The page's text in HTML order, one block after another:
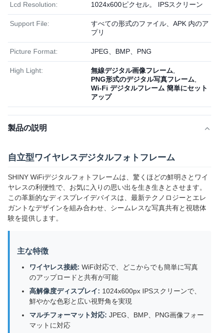
Lcd Resolution: 1024x600ピクセル。 IPSスクリーン
Support File:
すべての形式のファイル、APK 内のア
プリ
Picture Format: JPEG、BMP、PNG
High Light: 無線デジタル画像フレーム
PNG形式のデジタル写真フレーム
Wi-Fi デジタルフレーム 簡単にセット
アップ
製品の説明
自立型ワイヤレスデジタルフォトフレーム
SHINY WiFiデジタルフォトフレームは、驚くほどの鮮明さとワイ
ヤレスの利便性で、お気に入りの思い出を生き生きとさせます。
この革新的なディスプレイデバイスは、最新テクノロジーとエレ
ガントなデザインを組み合わせ、シームレスな写真共有と視聴体
験を提供します。
主な特徴
ワイヤレス接続: WiFi対応で、どこからでも簡単に写真
のアップロードと共有が可能
高解像度ディスプレイ: 1024x600px IPSスクリーンで、
鮮やかな色彩と広い視野角を実現
マルチフォーマット対応: JPEG、BMP、PNG画像フォー
マットに対応